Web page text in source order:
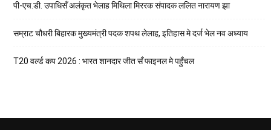
पी-एच.डी. उपाधिसँ अलंकृत भेलाह मिथिला मिररक संपादक ललित नारायण झा
सम्राट चौधरी बिहारक मुख्यमंत्री पदक शपथ लेलाह, इतिहास मे दर्ज भेल नव अध्याय
T20 वर्ल्ड कप 2026 : भारत शानदार जीत सँ फाइनल मे पहुँचल